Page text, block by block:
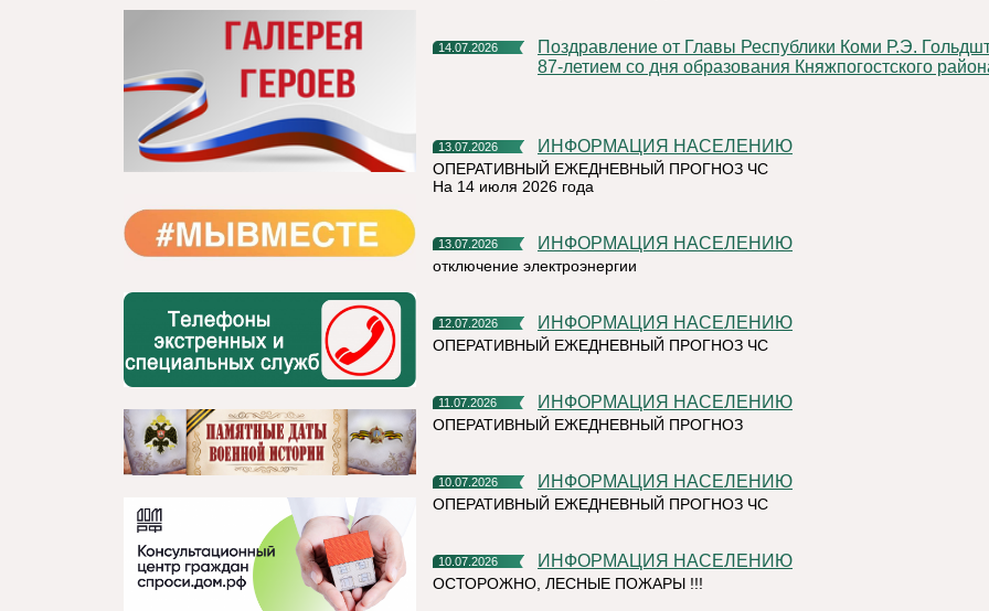
14.07.2026
Поздравление от Главы Республики Коми Р.Э. Гольдштейна с
87-летием со дня образования Княжпогостского
13.07.2026 ИНФОРМАЦИЯ НАСЕЛЕНИЮ
ОПЕРАТИВНЫЙ ЕЖЕДНЕВНЫЙ ПРОГНОЗ ЧС
На 14 июля 2026 года
13.07.2026 ИНФОРМАЦИЯ НАСЕЛЕНИЮ
отключение электроэнергии
12.07.2026 ИНФОРМАЦИЯ НАСЕЛЕНИЮ
ОПЕРАТИВНЫЙ ЕЖЕДНЕВНЫЙ ПРОГНОЗ ЧС
11.07.2026 ИНФОРМАЦИЯ НАСЕЛЕНИЮ
ОПЕРАТИВНЫЙ ЕЖЕДНЕВНЫЙ ПРОГНОЗ
10.07.2026 ИНФОРМАЦИЯ НАСЕЛЕНИЮ
ОПЕРАТИВНЫЙ ЕЖЕДНЕВНЫЙ ПРОГНОЗ ЧС
10.07.2026 ИНФОРМАЦИЯ НАСЕЛЕНИЮ
ОСТОРОЖНО, ЛЕСНЫЕ ПОЖАРЫ !!!